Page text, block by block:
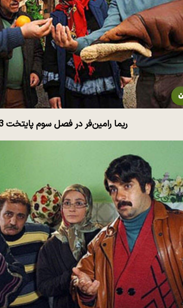
ریما رامین‌فر در فصل سوم پایتخت 1393